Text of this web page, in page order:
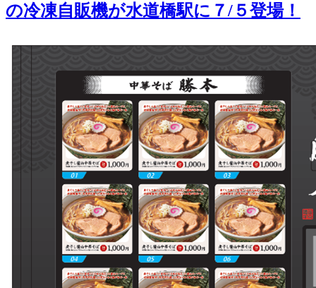
の冷凍自販機が水道橋駅に７/５登場！